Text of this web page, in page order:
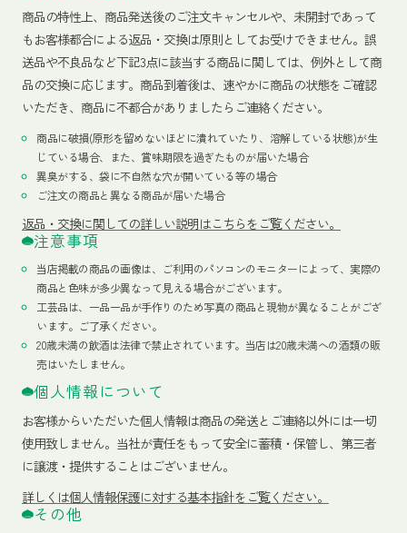
商品の特性上、商品発送後のご注文キャンセルや、未開封であって
もお客様都合による返品・交換は原則としてお受けできません。誤
送品や不良品など下記3点に該当する商品に関しては、例外として商
品の交換に応じます。商品到着後は、速やかに商品の状態をご確認
いただき、商品に不都合がありましたらご連絡ください。
商品に破損(原形を留めないほどに潰れていたり、溶解している状態)が生
じている場合、また、賞味期限を過ぎたものが届いた場合
異臭がする、袋に不自然な穴が開いている等の場合
ご注文の商品と異なる商品が届いた場合
返品・交換に関しての詳しい説明はこちらをご覧ください。
注意事項
当店掲載の商品の画像は、ご利用のパソコンのモニターによって、実際の
商品と色味が多少異なって見える場合がございます。
工芸品は、一品一品が手作りのため写真の商品と現物が異なることがござ
います。ご了承ください。
20歳未満の飲酒は法律で禁止されています。当店は20歳未満への酒類の販
売はいたしません。
個人情報について
お客様からいただいた個人情報は商品の発送とご連絡以外には一切
使用致しません。当社が責任をもって安全に蓄積・保管し、第三者
に譲渡・提供することはございません。
詳しくは個人情報保護に対する基本指針をご覧ください。
その他